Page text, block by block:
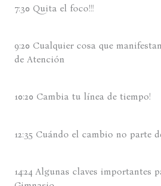
7:30 Quita el foco!!!
9:20 Cualquier cosa que
de Atención
10:20 Cambia tu línea de tiempo!
12:35 Cuándo el cambio no parte
14:24 Algunas claves importantes